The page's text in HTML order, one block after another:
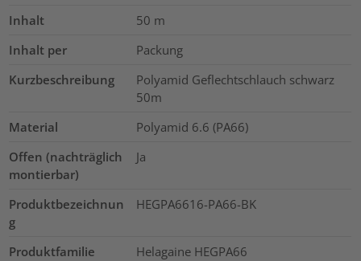
Inhalt
50 m
Inhalt per
Packung
Kurzbeschreibung
Polyamid Geflechtschlauch schwarz
50m
Material
Polyamid 6.6 (PA66)
Offen (nachträglich
montierbar)
Ja
Produktbezeichnun
g
HEGPA6616-PA66-BK
Produktfamilie
Helagaine HEGPA66